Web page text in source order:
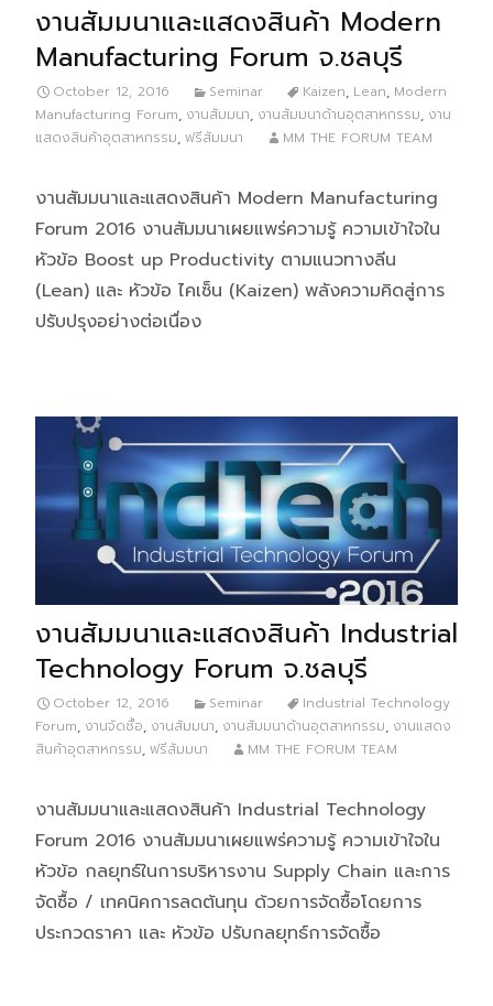
งานสัมมนาและแสดงสินค้า Modern
Manufacturing Forum จ.ชลบุรี
October 12, 2016 Seminar Kaizen, Lean, Modern
Manufacturing Forum, งานสัมมนา, งานสัมมนาด้านอุตสาหกรรม, งาน
แสดงสินค้าอุตสาหกรรม, ฟรีสัมมนา MM THE FORUM TEAM
งานสัมมนาและแสดงสินค้า Modern Manufacturing
Forum 2016 งานสัมมนาเผยแพร่ความรู้ ความเข้าใจใน
หัวข้อ Boost up Productivity ตามแนวทางลีน
(Lean) และ หัวข้อ ไคเซ็น (Kaizen) พลังความคิดสู่การ
ปรับปรุงอย่างต่อเนื่อง
งานสัมมนาและแสดงสินค้า Industrial
Technology Forum จ.ชลบุรี
October 12, 2016 Seminar
Industrial Technology
Forum, งานจัดซื้อ, งานสัมมนา, งานสัมมนาด้านอุตสาหกรรม, งานแสดง
สินค้าอุตสาหกรรม, ฟรีสัมมนา MM THE FORUM TEAM
งานสัมมนาและแสดงสินค้า Industrial Technology
Forum 2016 งานสัมมนาเผยแพร่ความรู้ ความเข้าใจใน
หัวข้อ กลยุทธ์ในการบริหารงาน Supply Chain และการ
จัดซื้อ / เทคนิคการลดต้นทุน ด้วยการจัดซื้อโดยการ
ประกวดราคา และ หัวข้อ ปรับกลยุทธ์การจัดซื้อ